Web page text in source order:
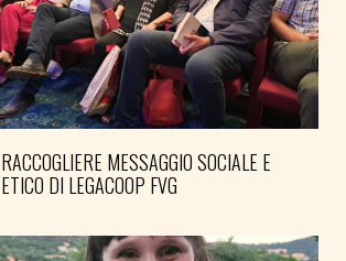
RACCOGLIERE MESSAGGIO SOCIALE E
ETICO DI LEGACOOP FVG